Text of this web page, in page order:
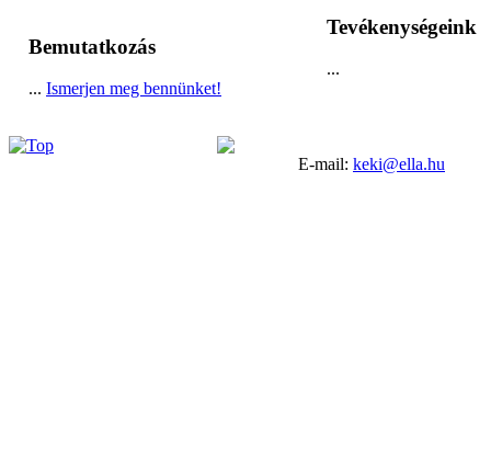
Bemutatkozás
... Ismerjen meg bennünket!
Tevékenységeink
...
E-mail: keki@ella.hu